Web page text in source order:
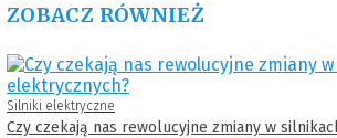
ZOBACZ RÓWNIEŻ
Silniki elektryczne
Czy czekają nas rewolucyjne zmiany w